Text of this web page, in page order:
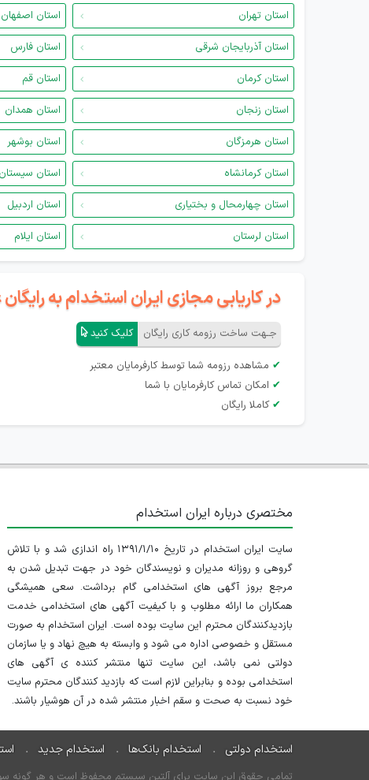
استان تهران استان اصفهان
استان آذربایجان شرقی
استان فارس
استان کرمان
استان قم
استان زنجان
استان همدان
استان هرمزگان
استان بوشهر
استان کرمانشاه
استان
استان چهارمحال و بختیاری
استان اردبیل
استان لرستان
استان ایلام
در کاریابی مجازی ایران استخدام به
جـهت ساخت رزومه کاری رایگان کلیک کنید
✔ مشاهده رزومه شما توسط کارفرمایان معتبر
✔ امکان تماس کارفرمایان با شما
✔ کاملا رایگان
مختصری درباره ایران استخدام
سایت ایران استخدام در تاریخ ۱۳۹۱/۱/۱۰ راه اندازی شد و با تلاش
گروهی و روزانه مدیران و نویسندگان خود در جهت تبدیل شدن به
مرجع بروز آگهی های استخدامی گام برداشت. سعی همیشگی
همکاران ما ارائه مطلوب و با کیفیت آگهی های استخدامی خدمت
بازدیدکنندگان محترم این سایت بوده است. ایران استخدام به صورت
مستقل و خصوصی اداره می شود و وابسته به هیچ نهاد و یا سازمان
دولتی نمی باشد، این سایت تنها منتشر کننده ی آگهی های
استخدامی بوده و بنابراین لازم است که بازدید کنندگان محترم سایت
خود نسبت به صحت و سقم اخبار منتشر شده در آن هوشیار باشند.
استخدام دولتی استخدام بانک‌ها استخدام جدید
تمامی حقوق این سایت برای آلتین سیستم محفوظ است و هر گونه